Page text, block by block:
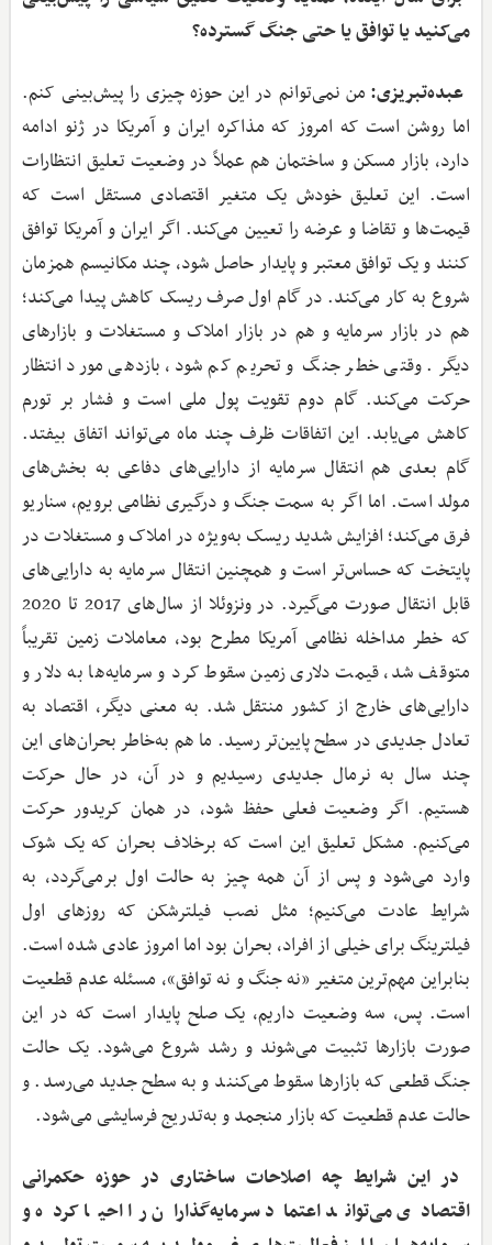
می‌کنید یا توافق یا حتی جنگ گسترده؟
عبده‌تبریزی: من نمی‌توانم در این حوزه چیزی را پیش‌بینی کنم.
اما روشن است که امروز که مذاکره ایران و آمریکا در ژنو ادامه
دارد، بازار مسکن و ساختمان هم عملاً در وضعیت تعلیق انتظارات
است. این تعلیق خودش یک متغیر اقتصادی مستقل است که
قیمت‌ها و تقاضا و عرضه را تعیین می‌کند. اگر ایران و آمریکا توافق
کنند و یک توافق معتبر و پایدار حاصل شود، چند مکانیسم همزمان
شروع به کار می‌کند. در گام اول صرف ریسک کاهش پیدا می‌کند؛
هم در بازار سرمایه و هم در بازار املاک و مستغلات و بازارهای
دیگر. وقتی خطر جنگ و تحریم کم شود، بازدهی مورد انتظار
حرکت می‌کند. گام دوم تقویت پول ملی است و فشار بر تورم
کاهش می‌یابد. این اتفاقات ظرف چند ماه می‌تواند اتفاق بیفتد.
گام بعدی هم انتقال سرمایه از دارایی‌های دفاعی به بخش‌های
مولد است. اما اگر به سمت جنگ و درگیری نظامی برویم، سناریو
فرق می‌کند؛ افزایش شدید ریسک به‌ویژه در املاک و مستغلات در
پایتخت که حساس‌تر است و همچنین انتقال سرمایه به دارایی‌های
قابل انتقال صورت می‌گیرد. در ونزوئلا از سال‌های 2017 تا 2020
که خطر مداخله نظامی آمریکا مطرح بود، معاملات زمین تقریباً
متوقف شد، قیمت دلاری زمین سقوط کرد و سرمایه‌ها به دلار و
دارایی‌های خارج از کشور منتقل شد. به معنی دیگر، اقتصاد به
تعادل جدیدی در سطح پایین‌تر رسید. ما هم به‌خاطر بحران‌های این
چند سال به نرمال جدیدی رسیدیم و در آن، در حال حرکت
هستیم. اگر وضعیت فعلی حفظ شود، در همان کریدور حرکت
می‌کنیم. مشکل تعلیق این است که برخلاف بحران که یک شوک
وارد می‌شود و پس از آن همه چیز به حالت اول برمی‌گردد، به
شرایط عادت می‌کنیم؛ مثل نصب فیلترشکن که روزهای اول
فیلترینگ برای خیلی از افراد، بحران بود اما امروز عادی شده است.
بنابراین مهم‌ترین متغیر «نه جنگ و نه توافق»، مسئله عدم قطعیت
است. پس، سه وضعیت داریم، یک صلح پایدار است که در این
صورت بازارها تثبیت می‌شوند و رشد شروع می‌شود. یک حالت
جنگ قطعی که بازارها سقوط می‌کنند و به سطح جدید می‌رسد. و
حالت عدم قطعیت که بازار منجمد و به‌تدریج فرسایشی می‌شود.
‌ در این شرایط چه اصلاحات ساختاری در حوزه حکمرانی
اقتصادی می‌تواند اعتماد سرمایه‌گذاران را احیا کرده و